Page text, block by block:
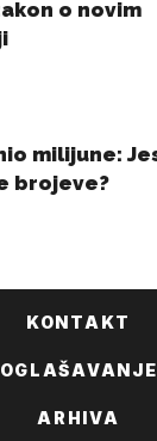
KONTAKT
OGLAŠAVANJE
ARHIVA